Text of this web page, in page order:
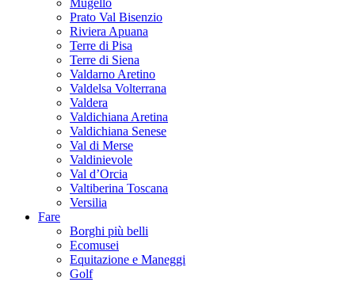
Mugello
Prato Val Bisenzio
Riviera Apuana
Terre di Pisa
Terre di Siena
Valdarno Aretino
Valdelsa Volterrana
Valdera
Valdichiana Aretina
Valdichiana Senese
Val di Merse
Valdinievole
Val d’Orcia
Valtiberina Toscana
Versilia
Fare
Borghi più belli
Ecomusei
Equitazione e Maneggi
Golf